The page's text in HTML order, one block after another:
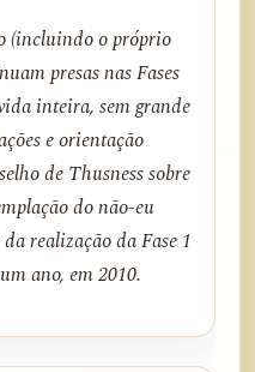
(incluindo o próprio
presas nas Fases
inteira, sem grande
e orientação
de Thusness sobre
do não-eu
realização da Fase 1
ano, em 2010.